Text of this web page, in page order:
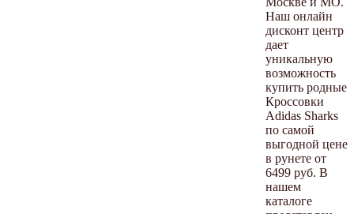
Наш онлайн
дисконт центр
дает
уникальную
возможность
купить родные
Кроссовки
Adidas Sharks
по самой
выгодной цене
в рунете от
6499 руб. В
нашем
каталоге